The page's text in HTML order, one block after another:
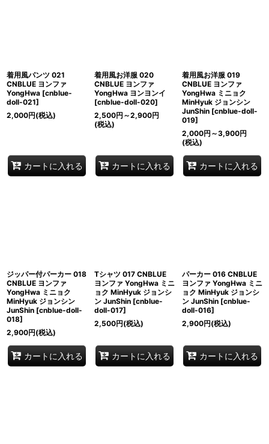
着用風パンツ 021
CNBLUE ヨンファ
YongHwa [cnblue-
doll-021]
2,000円(税込)
カートに入れる
着用風お洋服 020
CNBLUE ヨンファ
YongHwa ヨンヨンイ
[cnblue-doll-020]
2,500円 ～2,900円
(税込)
カートに入れる
着用風お洋服 019
CNBLUE ヨンファ
YongHwa ミニョク
MinHyuk ジョンシン
JunShin [cnblue-doll-
019]
2,000円 ～3,900円
(税込)
カートに入れる
ジッパー付パーカー 018
CNBLUE ヨンファ
YongHwa ミニョク
MinHyuk ジョンシン
JunShin [cnblue-doll-
018]
2,900円(税込)
カートに入れる
Tシャツ 017 CNBLUE
ヨンファ YongHwa ミニ
ョク MinHyuk ジョンシ
ン JunShin [cnblue-
doll-017]
2,500円(税込)
カートに入れる
パーカー 016 CNBLUE
ヨンファ YongHwa ミニ
ョク MinHyuk ジョンシ
ン JunShin [cnblue-
doll-016]
2,900円(税込)
カートに入れる